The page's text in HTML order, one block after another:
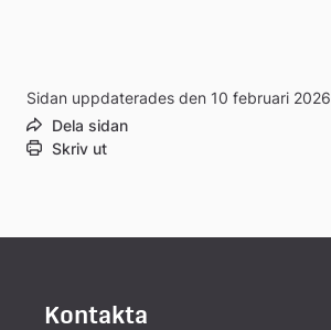
Sidan uppdaterades den 10 februari 2026
Dela sidan
Skriv ut
Kontakta